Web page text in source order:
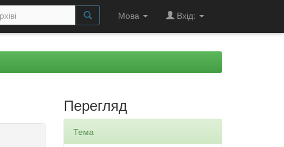
Мова Вхід:
Перегляд
Тема